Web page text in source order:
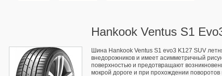
Hankook Ventus S1
Шина Hankook Ventus S1 evo3 K127 SUV
внедорожников и имеет асимметричный
поверхностью и предотвращают
мокрой дороге и при прохождении